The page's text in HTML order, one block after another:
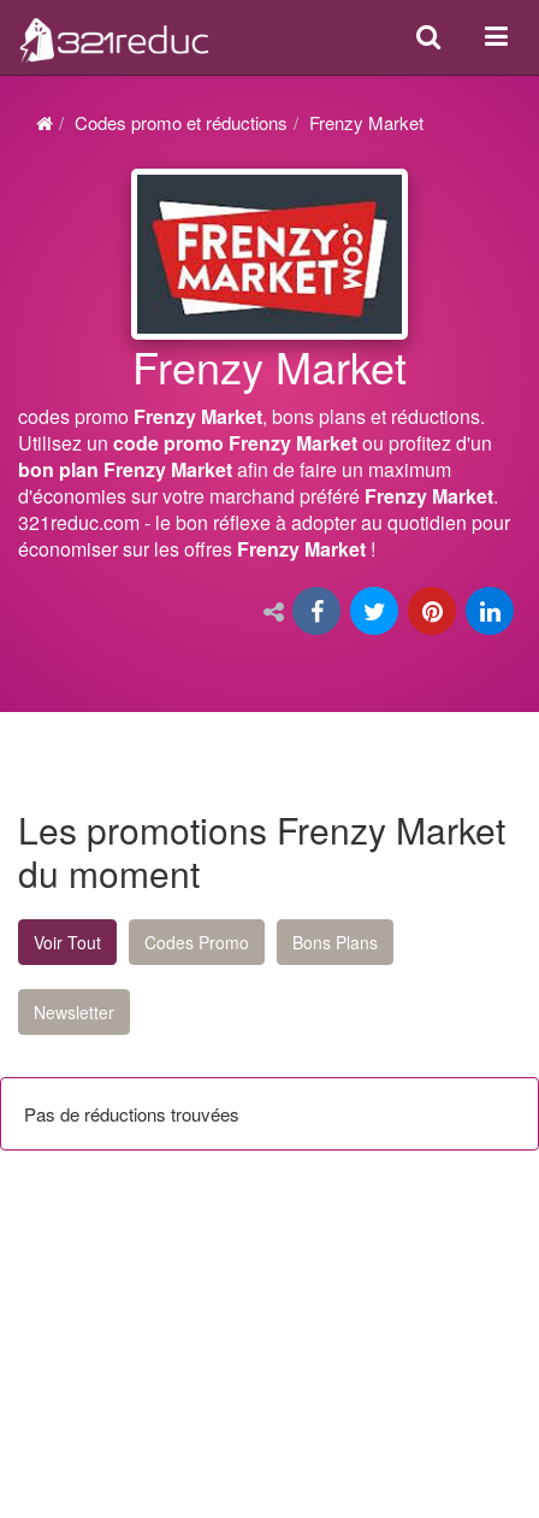
ou
Search
Codes promo et réductions Frenzy Market
Frenzy Market
codes promo Frenzy Market, bons plans et réductions.
Utilisez un code promo Frenzy Marketou profitez d'un
bon plan Frenzy Marketafin de faire un maximum
d'économies sur votre marchand préféré Frenzy Market.
321reduc.com - le bon réflexe à adopter au quotidien pour
économiser sur les offres Frenzy Market !
Les promotions Frenzy Market
du moment
Voir Tout Codes Promo Bons Plans
Newsletter
Pas de réductions trouvées